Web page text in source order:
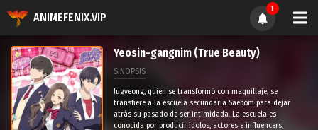
ANIMEFENIX.VIP
1
Yeosin-gangnim (True Beauty)
SINOPSIS
Jugyeong, quien se transformó con maquillaje, se
transfiere a la escuela secundaria Saebom para dejar
atrás su pasado de ser intimidada. La escuela es
conocida por producir ídolos, actores e influencers,